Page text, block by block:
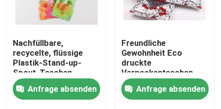
Heim
Nachfüllbare,
recycelte, flüssige
Plastik-Stand-up-
Spout-Taschen
Anfrage absenden
Freundliche
Gewohnheit Eco
druckte
Verpackentaschen,
farbige
Nahrungsmittelgrad-
Plastiktaschen
Anfrage absenden